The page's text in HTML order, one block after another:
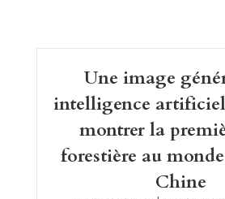
Une image
intelligence
montrer la
forestière au
Chine